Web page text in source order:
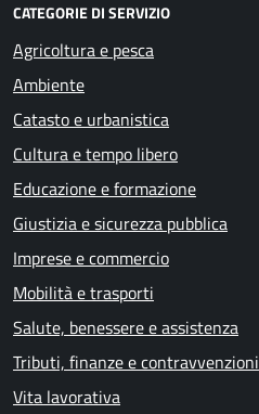
CATEGORIE DI SERVIZIO
Agricoltura e pesca
Ambiente
Catasto e urbanistica
Cultura e tempo libero
Educazione e formazione
Giustizia e sicurezza pubblica
Imprese e commercio
Mobilità e trasporti
Salute, benessere e assistenza
Tributi, finanze e contravvenzioni
Vita lavorativa